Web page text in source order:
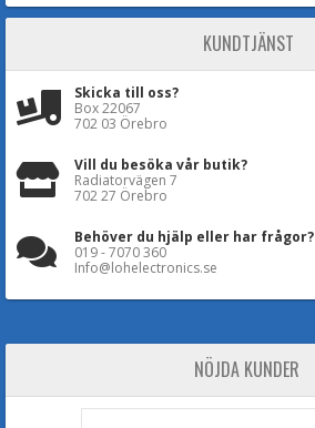
KUNDTJÄNST
Skicka till oss?
Box 22067
702 03 Örebro
Vill du besöka vår butik?
Radiatorvägen 7
702 27 Örebro
Behöver du hjälp eller har frågor?
019 - 7070 360
Info@lohelectronics.se
NÖJDA KUNDER